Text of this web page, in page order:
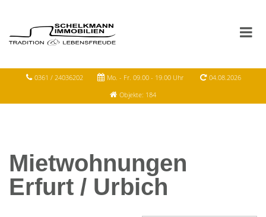
0361 / 24036202 Mo. - Fr. 09.00 - 19.00 Uhr
04.08.2026
Objekte: 184
Mietwohnungen
Erfurt / Urbich